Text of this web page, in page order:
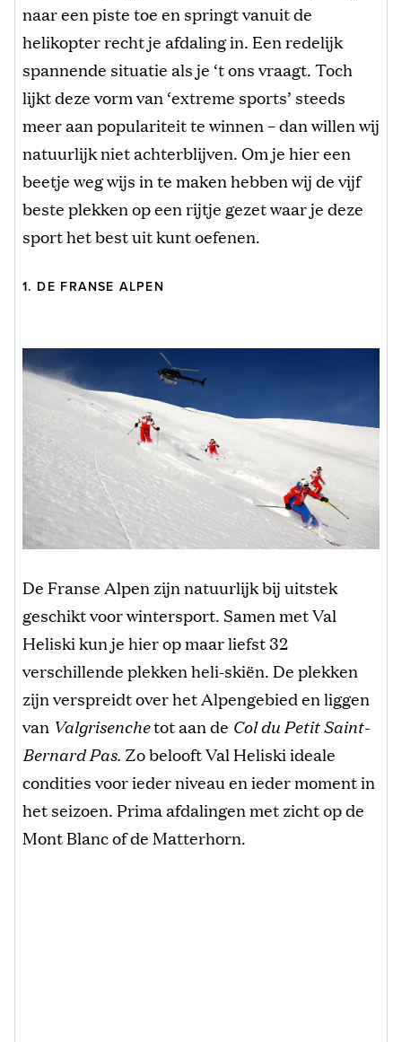
naar een piste toe en springt vanuit de
helikopter recht je afdaling in. Een redelijk
spannende situatie als je ‘t ons vraagt. Toch
lijkt deze vorm van ‘extreme sports’ steeds
meer aan populariteit te winnen – dan willen wij
natuurlijk niet achterblijven. Om je hier een
beetje weg wijs in te maken hebben wij de vijf
beste plekken op een rijtje gezet waar je deze
sport het best uit kunt oefenen.
1. DE FRANSE ALPEN
De Franse Alpen zijn natuurlijk bij uitstek
geschikt voor wintersport. Samen met Val
Heliski kun je hier op maar liefst 32
verschillende plekken heli-skiën. De plekken
zijn verspreidt over het Alpengebied en liggen
van Valgrisenchetot aan de Col du Petit Saint-
Bernard Pas. Zo belooft Val Heliski ideale
condities voor ieder niveau en ieder moment in
het seizoen. Prima afdalingen met zicht op de
Mont Blanc of de Matterhorn.